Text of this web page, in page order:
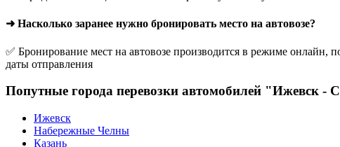
➜ Насколько заранее нужно бронировать место на автовозе?
✅ Бронирование мест на автовозе производится в режиме онлайн,
даты отправления
Попутные города перевозки автомобилей "Ижевск -
Ижевск
Набережные Челны
Казань